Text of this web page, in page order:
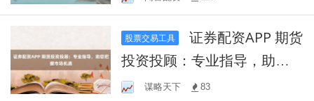
股票交易工具
证券配资APP 期货
投资投顾：专业指导，助您
把握市场机遇
谋略天下 83